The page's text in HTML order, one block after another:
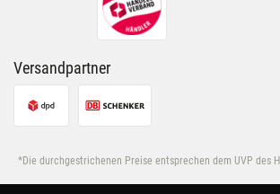
Versandpartner
*Die durchgestrichenen Preise entsprechen dem UVP des